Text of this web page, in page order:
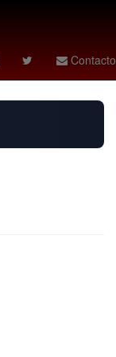
Contacto